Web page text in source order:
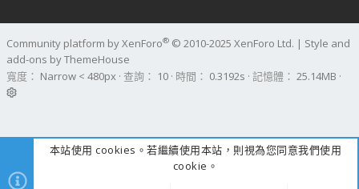
Community platform by XenForo® © 2010-2025 XenForo Ltd. | Style and
add-ons by ThemeHouse
寬度
查詢 10 時間 0.3192s 記憶體 25.14MB
本站使用 cookies。若繼續使用本站，則視為您同意我們使用
cookie。